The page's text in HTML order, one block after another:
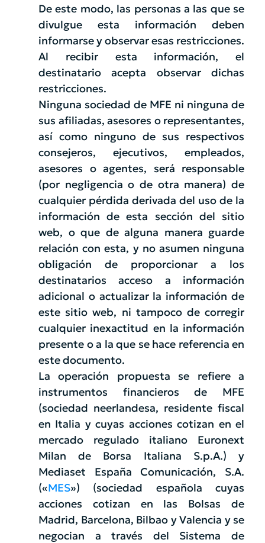
De este modo, las personas a las que se
divulgue esta información deben
informarse y observar esas restricciones.
Al recibir esta información, el
destinatario acepta observar dichas
restricciones.
Ninguna sociedad de MFE ni ninguna de
sus afiliadas, asesores o representantes,
así como ninguno de sus respectivos
consejeros, ejecutivos, empleados,
asesores o agentes, será responsable
(por negligencia o de otra manera) de
cualquier pérdida derivada del uso de la
información de esta sección del sitio
web, o que de alguna manera guarde
relación con esta, y no asumen ninguna
obligación de proporcionar a los
destinatarios acceso a información
adicional o actualizar la información de
este sitio web, ni tampoco de corregir
cualquier inexactitud en la información
presente o a la que se hace referencia en
este documento.
La operación propuesta se refiere a
instrumentos financieros de MFE
(sociedad neerlandesa, residente fiscal
en Italia y cuyas acciones cotizan en el
mercado regulado italiano Euronext
Milan de Borsa Italiana S.p.A.) y
Mediaset España Comunicación, S.A.
(«MES») (sociedad española cuyas
acciones cotizan en las Bolsas de
Madrid, Barcelona, Bilbao y Valencia y se
negocian a través del Sistema de